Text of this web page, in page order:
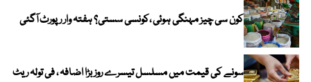
کون سی چیز مہنگی ہوئی ،کونسی سستی؟ ہفتہ وار رپورٹ آگئی
سونے کی قیمت میں مسلسل تیسرے روز بڑا اضافہ ، فی تولہ ریٹ